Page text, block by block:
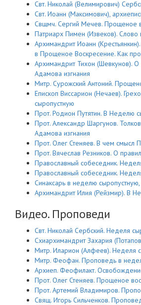
Свт. Николай (Велимирович)
Свт. Иоанн (Максимович),
Свщмч. Сергий Мечев. Прощеное
Патриарх Пимен (Извеков).
Архимандрит Иоанн
в Прощеное Воскресение. Как
Архимандрит Тихон (Шевкунов).
Адамова изгнания
Митр. Сурожский Антоний.
Епископ Виссарион (Нечаев).
сыропустную
Прот. Родион Путятин. В Неделю
Прот. Александр Шаргунов.
Адамова изгнания
Прот. Олег Стеняев. В чем смысл
Прот. Вячеслав Резников. О
Православный собеседник.
Православный собеседник.
Синаксарь в неделю
Архимандрит Илия (Рейзмир). В
Видео. Проповеди
Свт. Николай Сербский. Неделя
Схиархимандрит Захария
Митр. Иларион (Алфеев). Неделя
Митр. Феофан. Проповедь в
Архиеп. Феофилакт.
Прот. Олег Стеняев. Прощеное
Прот. Артемий Владимиров.
Свящ. Игорь Сильченков.